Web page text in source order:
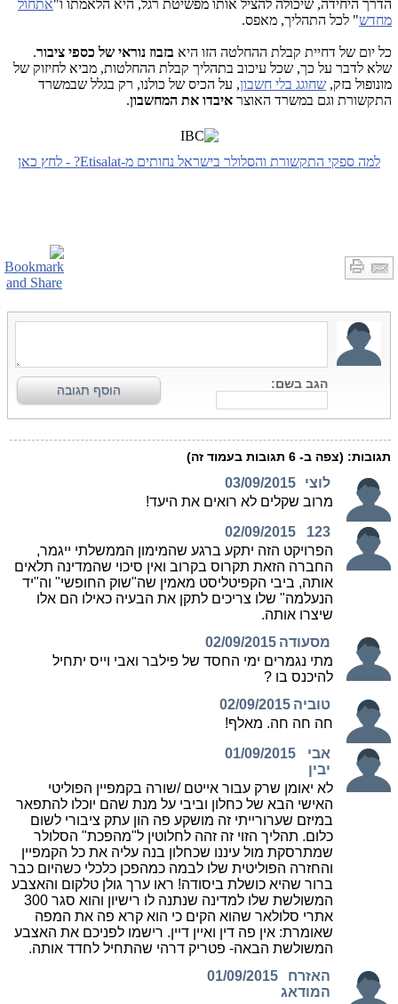
הדרך היחידה, שיכולה להציל אותו מפשיטת רגל, היא הלאמתו ו"אתחול
מחדש" לכל התהליך, מאפס.
כל יום של דחיית קבלת ההחלטה הזו היא בזבוז נוראי של כספי ציבור.
שלא לדבר על כך, שכל עיכוב בתהליך קבלת ההחלטות, מביא לחיזוק של
מונופול בזק, שחוגג בלי חשבון, על הכיס של כולנו, רק בגלל שבמשרד
התקשורת וגם במשרד האוצר איבדו את המחשבון.
למה ספקי התקשורת והסלולר בישראל נחותים מ-Etisalat? - לחץ כאן